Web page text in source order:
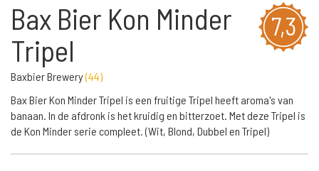
7,3
Bax Bier Kon Minder
Tripel
Baxbier Brewery(44)
Bax Bier Kon Minder Tripel is een fruitige Tripel heeft aroma's van
banaan. In de afdronk is het kruidig en bitterzoet. Met deze Tripel is
de Kon Minder serie compleet. (Wit, Blond, Dubbel en Tripel)